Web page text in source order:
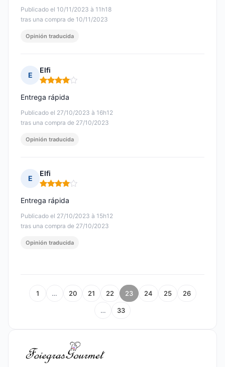
Publicado el 10/11/2023 à 11h18
tras una compra de 10/11/2023
Opinión traducida
E
Elfi
Nota: 4 de 5
Publicado el 27/10/2023 à 16h12
tras una compra de 27/10/2023
Entrega rápida
Opinión traducida
E
Elfi
Nota: 4 de 5
Publicado el 27/10/2023 à 15h12
tras una compra de 27/10/2023
Entrega rápida
Opinión traducida
1 … 20 21 22 23 24 25 26
… 33